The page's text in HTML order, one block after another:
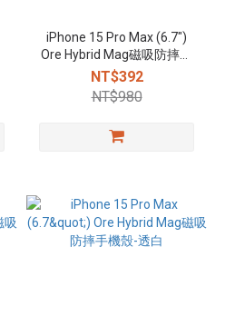
iPhone 15 Pro Max (6.7")
Ore Hybrid Mag磁吸防摔手
機殼-透粉
NT$392
NT$980